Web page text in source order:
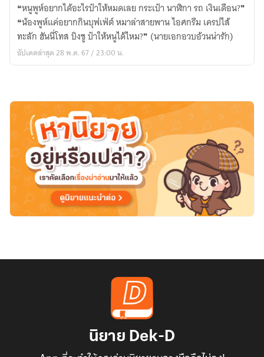
ของ
ป๋า
เชน
❝หนูพูห์อยากได้อะไรป๋าให้หมดเลย กระเป๋า นาฬิกา รถ เงินเดือน?❞
❝น้องพูห์แค่อยากกินบุฟเฟ่ต์ หมาล่าสายพาน ไอศกรีม เครปไส้
ทะลัก ฮันนี่โทส บิงชู ป๋าให้หนูได้ไหม?❞ (นายเอกอวบอ้วนน่ารัก)
อัปเดตล่าสุด 28 พ.ค. 67 / 23:00 น.
นิยาย Dek-D